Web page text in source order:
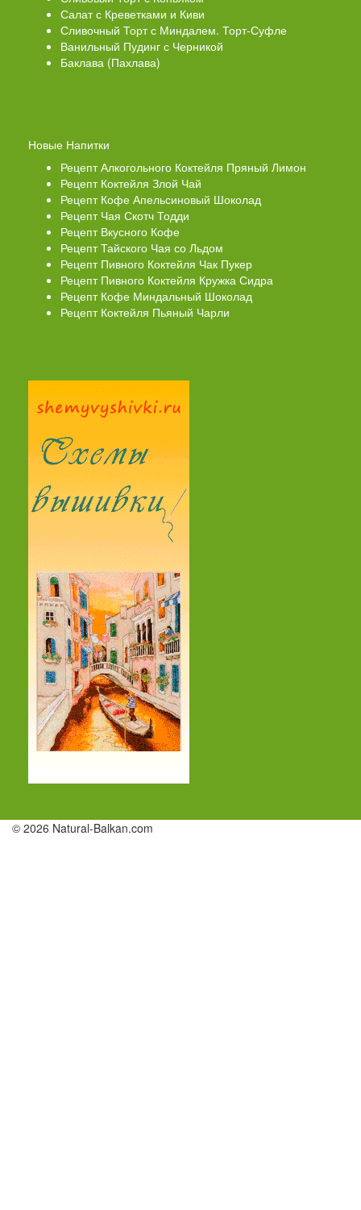
Салат с Креветками и Киви
Сливочный Торт с Миндалем. Торт-Суфле
Ванильный Пудинг с Черникой
Баклава (Пахлава)
Новые Напитки
Рецепт Алкогольного Коктейля Пряный Лимон
Рецепт Коктейля Злой Чай
Рецепт Кофе Апельсиновый Шоколад
Рецепт Чая Скотч Тодди
Рецепт Вкусного Кофе
Рецепт Тайского Чая со Льдом
Рецепт Пивного Коктейля Чак Пукер
Рецепт Пивного Коктейля Кружка Сидра
Рецепт Кофе Миндальный Шоколад
Рецепт Коктейля Пьяный Чарли
© 2026 Natural-Balkan.com